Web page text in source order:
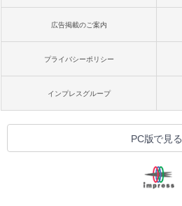
広告掲載のご案内
プライバシーポリシー
インプレスグループ
PC版で見る